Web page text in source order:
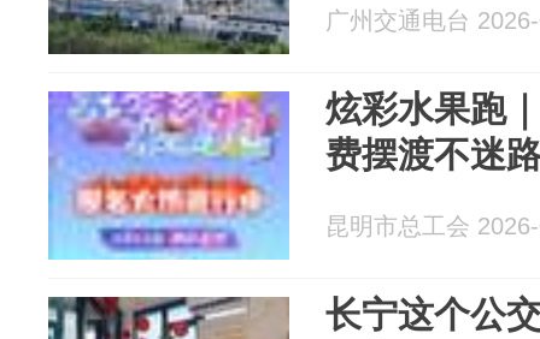
广州交通电台
炫彩水果跑
费摆渡不迷
昆明市总工会
长宁这个公